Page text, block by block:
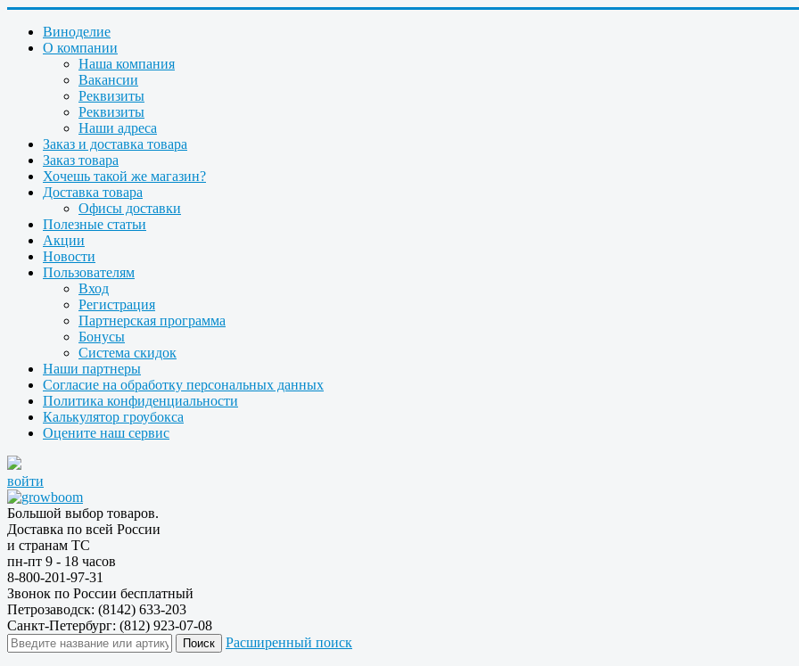
Виноделие
О компании
Наша компания
Вакансии
Реквизиты
Реквизиты
Наши адреса
Заказ и доставка товара
Заказ товара
Хочешь такой же магазин?
Доставка товара
Офисы доставки
Полезные статьи
Акции
Новости
Пользователям
Вход
Регистрация
Партнерская программа
Бонусы
Система скидок
Наши партнеры
Согласие на обработку персональных данных
Политика конфиденциальности
Калькулятор гроубокса
Оцените наш сервис
войти
Большой выбор товаров.
Доставка по всей России
и странам ТС
пн-пт 9 - 18 часов
8-800-201-97-31
Звонок по России бесплатный
Петрозаводск: (8142) 633-203
Санкт-Петербург: (812) 923-07-08
Расширенный поиск